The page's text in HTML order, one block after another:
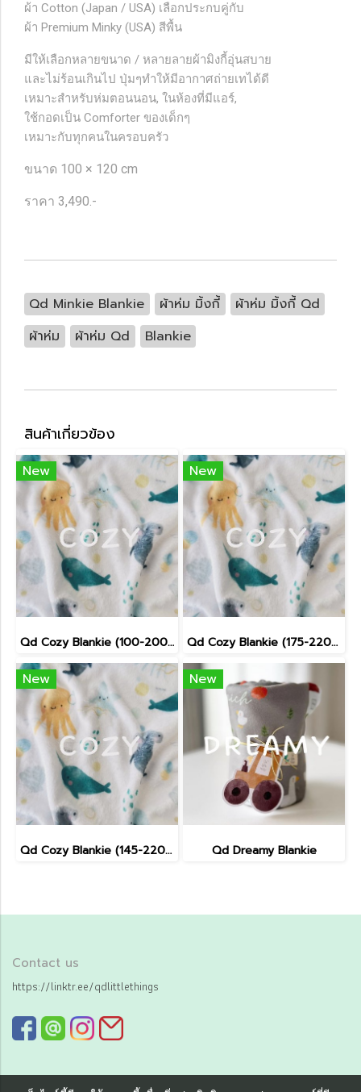
ผ้า Cotton (Japan / USA) เลือกประกบคู่กับ
ผ้า Premium Minky (USA) สีพื้น
มีให้เลือกหลายขนาด / หลายลายผ้ามิงกี้อุ่นสบาย
และไม่ร้อนเกินไป ปุ่มๆทำให้มีอากาศถ่ายเทได้ดี
เหมาะสำหรับห่มตอนนอน, ในห้องที่มีแอร์,
ใช้กอดเป็น Comforter ของเด็กๆ
เหมาะกับทุกคนในครอบครัว
ขนาด 100 × 120 cm
ราคา 3,490.-
Qd Minkie Blankie ผ้าห่ม มิ้งกี้
ผ้าห่ม มิ้งกี้ Qd
ผ้าห่ม
ผ้าห่ม Qd Blankie
สินค้าเกี่ยวข้อง
New
Qd Cozy Blankie (100-200cm)
New
Qd Cozy Blankie (175-220cm)
New
Qd Cozy Blankie (145-220cm)
New
Qd Dreamy Blankie
Contact us
https://linktr.ee/qdlittlethings